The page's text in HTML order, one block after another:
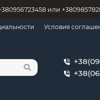
или
Условия